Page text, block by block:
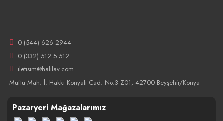
0 (544) 626 2944
0 (332) 512 5 512
iletisim@halilav.com
Müftü Mah. İ. Hakkı Konyalı Cad. No:3 Z01, 42700 Beyşehir/Konya
Pazaryeri Mağazalarımız